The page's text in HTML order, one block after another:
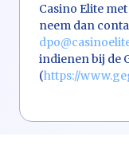
Casino Elite
neem dan
indienen bij de
(https://